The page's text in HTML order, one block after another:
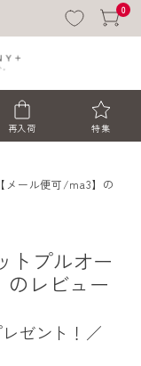
0
再入荷 特集
メール便可/ma3】の
トプルオー
レビュー
ゼント！／